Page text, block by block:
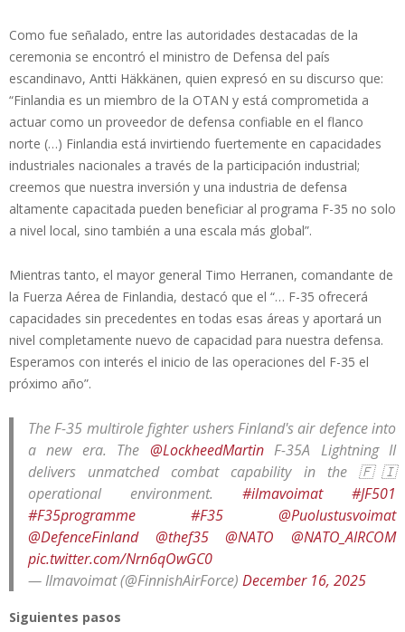
Como fue señalado, entre las autoridades destacadas de la
ceremonia se encontró el ministro de Defensa del país
escandinavo, Antti Häkkänen, quien expresó en su discurso que:
“Finlandia es un miembro de la OTAN y está comprometida a
actuar como un proveedor de defensa confiable en el flanco
norte (…) Finlandia está invirtiendo fuertemente en capacidades
industriales nacionales a través de la participación industrial;
creemos que nuestra inversión y una industria de defensa
altamente capacitada pueden beneficiar al programa F-35 no solo
a nivel local, sino también a una escala más global”.
Mientras tanto, el mayor general Timo Herranen, comandante de
la Fuerza Aérea de Finlandia, destacó que el “… F-35 ofrecerá
capacidades sin precedentes en todas esas áreas y aportará un
nivel completamente nuevo de capacidad para nuestra defensa.
Esperamos con interés el inicio de las operaciones del F-35 el
próximo año”.
The F-35 multirole fighter ushers Finland's air defence into
a new era. The @LockheedMartinF-35A Lightning II
delivers unmatched combat capability in the 🇫🇮
operational environment. #ilmavoimat
#JF501
#F35programme
#F35
@Puolustusvoimat
@DefenceFinland
@thef35 @NATO
@NATO_AIRCOM
pic.twitter.com/Nrn6qOwGC0
— Ilmavoimat (@FinnishAirForce) December 16, 2025
Siguientes pasos